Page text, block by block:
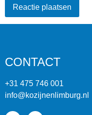
CONTACT
+31 475 746 001
info@kozijnenlimburg.nl